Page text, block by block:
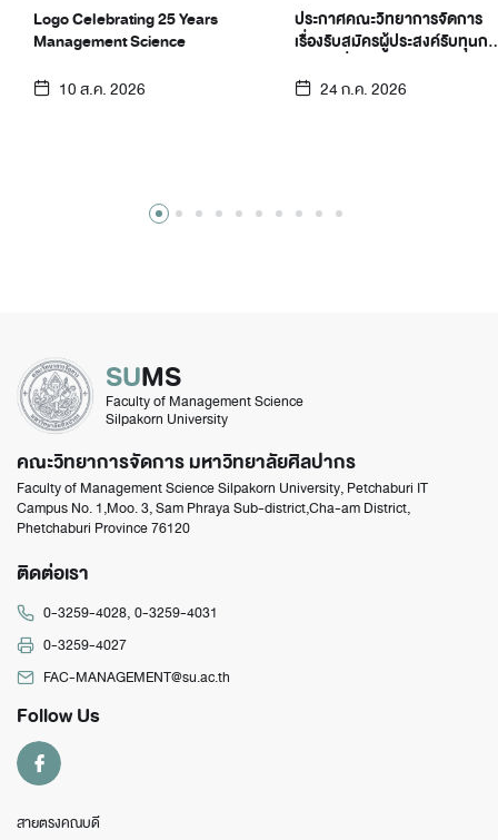
Logo Celebrating 25 Years
Management Science
10 ส.ค. 2026
ประกาศคณะวิทยาการจัดการ
เรื่องรับสมัครผู้ประสงค์รับทุนก
เปลี่ยนโครงการค่ายภาษาและ
24 ก.ค. 2026
SUMS
Faculty of Management Science
Silpakorn University
คณะวิทยาการจัดการ มหาวิทยาลัยศิลปากร
Faculty of Management Science Silpakorn University, Petchaburi IT
Campus No. 1,Moo. 3, Sam Phraya Sub-district,Cha-am District,
Phetchaburi Province 76120
ติดต่อเรา
0-3259-4028, 0-3259-4031
0-3259-4027
FAC-MANAGEMENT@su.ac.th
Follow Us
สายตรงคณบดี